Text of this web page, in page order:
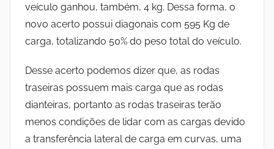
veículo ganhou, também, 4 kg. Dessa forma, o
novo acerto possui diagonais com 595 Kg de
carga, totalizando 50% do peso total do veículo.
Desse acerto podemos dizer que, as rodas
traseiras possuem mais carga que as rodas
dianteiras, portanto as rodas traseiras terão
menos condições de lidar com as cargas devido
a transferência lateral de carga em curvas, uma